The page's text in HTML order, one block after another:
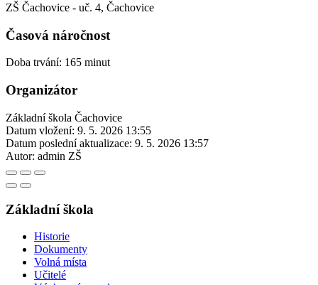
ZŠ Čachovice - uč. 4, Čachovice
Časová náročnost
Doba trvání: 165 minut
Organizátor
Základní škola Čachovice
Datum vložení: 9. 5. 2026 13:55
Datum poslední aktualizace: 9. 5. 2026 13:57
Autor: admin ZŠ
Základní škola
Historie
Dokumenty
Volná místa
Učitelé